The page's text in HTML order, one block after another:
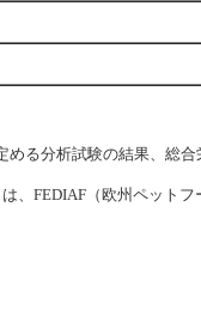
る分析試験の結果、総
、FEDIAF（欧州ペット